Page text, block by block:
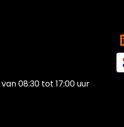
van 08:30 tot 17:00 uur